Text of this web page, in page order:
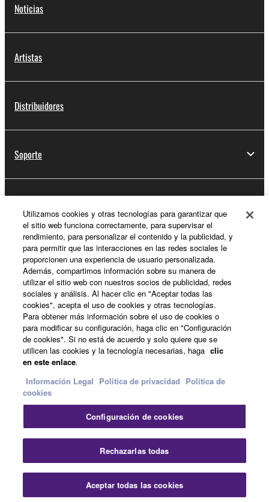
Noticias
Artistas
Distribuidores
Soporte
Acerca de Yamaha
España - Spanish
Empresa
Contacte con nosotrosTerminos de uso
Politica de privacidadPolítica de cookies
Información Legal
© Yamaha Corporation.
Utilizamos cookies y otras tecnologías para garantizar que
el sitio web funciona correctamente, para supervisar el
rendimiento, para personalizar el contenido y la publicidad, y
para permitir que las interacciones en las redes sociales le
proporcionen una experiencia de usuario personalizada.
Además, compartimos información sobre su manera de
utilizar el sitio web con nuestros socios de publicidad, redes
sociales y análisis. Al hacer clic en "Aceptar todas las
cookies", acepta el uso de cookies y otras tecnologías.
Para obtener más información sobre el uso de cookies o
para modificar su configuración, haga clic en "Configuración
de cookies". Si no está de acuerdo y solo quiere que se
utilicen las cookies y la tecnología necesarias, haga clic
en este enlace.
Información Legal Politica de privacidad Política de
cookies
Configuración de cookies
Rechazarlas todas
Aceptar todas las cookies